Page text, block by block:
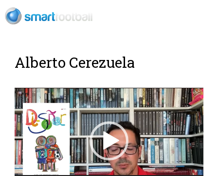
Alberto Cerezuela
Reproductor
de
vídeo